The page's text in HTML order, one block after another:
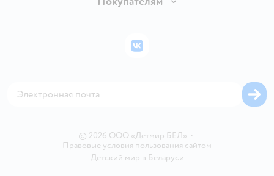
Правила продажи
Политика использования файлов cookie
Бонусные карты
© 2026 ООО «Детмир БЕЛ» •
Правовые условия пользования сайтом
Детский мир в Беларуси
ВКонтакте